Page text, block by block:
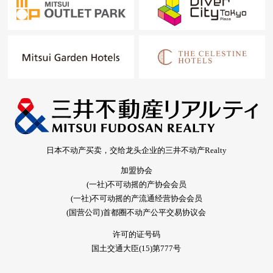
日本不动产买卖，交给龙头企业的三井不动产Realty
加盟协会
(一社)不可动摇的产协会会员
(一社)不可动摇的产流通经营协会会员
(国营公司)首都圈不动产公平交易协议会
许可的证号码
国土交通大臣(15)第777号